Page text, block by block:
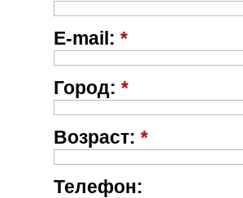
E-mail: *
Город: *
Возраст: *
Телефон: